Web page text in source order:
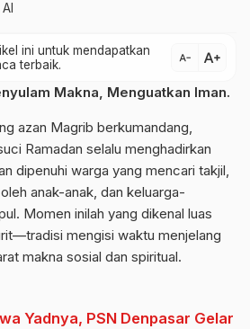
ini untuk mendapatkan
terbaik.
text_decrease text_increase
Makna, Menguatkan Iman.
azan Magrib berkumandang,
Ramadan selalu menghadirkan
dipenuhi warga yang mencari takjil,
anak-anak, dan keluarga-
Momen inilah yang dikenal luas
mengisi waktu menjelang
makna sosial dan spiritual.
Yadnya, PSN Denpasar Gelar